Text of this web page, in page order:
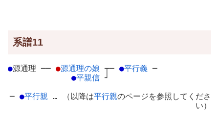
系譜11
●源通理 ── ●源通理の娘 ┬
●平親信 ┘
─ ●平行義 ─
─ ●平行親 … （以降は平行親のページを参照してくださ
い）